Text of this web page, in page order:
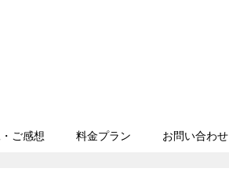
ご感想 料金プラン お問い合わせ